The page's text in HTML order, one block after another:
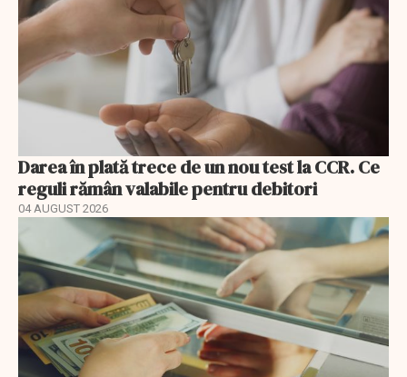
Darea în plată trece de un nou test la CCR. Ce
reguli rămân valabile pentru debitori
04 AUGUST 2026